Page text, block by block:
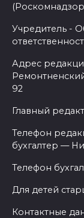
Учредитель -
Адрес
92
Главный
Телефон
бухгалтер —
Телефон
Для детей
Контактные